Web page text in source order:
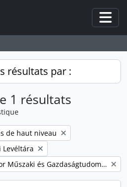
résultats par :
1 résultats
de haut niveau
Levéltára
Magyar Királyi József Nádor Műszaki és Gazdaságtudományi Egyetem Bánya-, Kohó- és Erdőmérnöki Kar